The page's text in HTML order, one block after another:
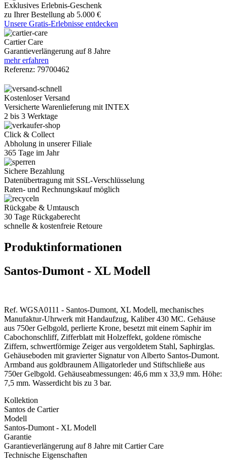
Exklusives Erlebnis-Geschenk
zu Ihrer Bestellung ab 5.000 €
Unsere Gratis-Erlebnisse entdecken
Cartier Care
Garantieverlängerung auf 8 Jahre
mehr erfahren
Referenz: 79700462
Kostenloser Versand
Versicherte Warenlieferung mit INTEX
2 bis 3 Werktage
Click & Collect
Abholung in unserer Filiale
365 Tage im Jahr
Sichere Bezahlung
Datenübertragung mit SSL-Verschlüsselung
Raten- und Rechnungskauf möglich
Rückgabe & Umtausch
30 Tage Rückgaberecht
schnelle & kostenfreie Retoure
Produktinformationen
Santos-Dumont - XL Modell
Ref. WGSA0111 - Santos-Dumont, XL Modell, mechanisches
Manufaktur-Uhrwerk mit Handaufzug, Kaliber 430 MC. Gehäuse
aus 750er Gelbgold, perlierte Krone, besetzt mit einem Saphir im
Cabochonschliff, Zifferblatt mit Holzeffekt, goldene römische
Ziffern, schwertförmige Zeiger aus vergoldetem Stahl, Saphirglas.
Gehäuseboden mit gravierter Signatur von Alberto Santos-Dumont.
Armband aus goldbraunem Alligatorleder und Stiftschließe aus
750er Gelbgold. Gehäuseabmessungen: 46,6 mm x 33,9 mm. Höhe:
7,5 mm. Wasserdicht bis zu 3 bar.
Kollektion
Santos de Cartier
Modell
Santos-Dumont - XL Modell
Garantie
Garantieverlängerung auf 8 Jahre mit Cartier Care
Technische Eigenschaften